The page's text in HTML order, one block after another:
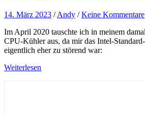
14. März 2023 /Andy /Keine Kommentare
Im April 2020 tauschte ich in meinem
CPU-Kühler aus, da mir das Intel-
eigentlich eher zu störend war:
Weiterlesen